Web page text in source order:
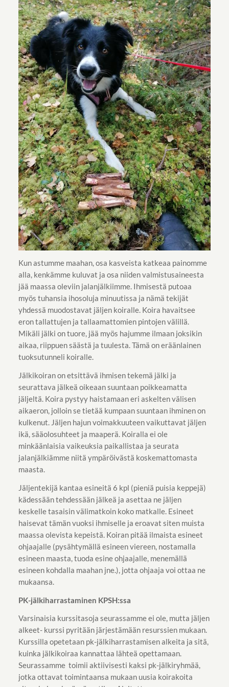
Kun astumme maahan, osa kasveista katkeaa painomme
alla, kenkämme kuluvat ja osa niiden valmistusaineesta
jää maassa oleviin jalanjälkiimme. Ihmisestä putoaa
myös tuhansia ihosoluja minuutissa ja nämä tekijät
yhdessä muodostavat jäljen koiralle. Koira havaitsee
eron tallattujen ja tallaamattomien pintojen välillä.
Mikäli jälki on tuore, jää myös hajumme ilmaan joksikin
aikaa, riippuen säästä ja tuulesta. Tämä on eräänlainen
tuoksutunneli koiralle.
Jälkikoiran on etsittävä ihmisen tekemä jälki ja
seurattava jälkeä oikeaan suuntaan poikkeamatta
jäljeltä. Koira pystyy haistamaan eri askelten välisen
aikaeron, jolloin se tietää kumpaan suuntaan ihminen on
kulkenut. Jäljen hajun voimakkuuteen vaikuttavat jäljen
ikä, sääolosuhteet ja maaperä. Koiralla ei ole
minkäänlaisia vaikeuksia paikallistaa ja seurata
jalanjälkiämme niitä ympäröivästä koskemattomasta
maasta.
Jäljentekijä kantaa esineitä 6 kpl (pieniä puisia keppejä)
kädessään tehdessään jälkeä ja asettaa ne jäljen
keskelle tasaisin välimatkoin koko matkalle. Esineet
haisevat tämän vuoksi ihmiselle ja eroavat siten muista
maassa olevista kepeistä. Koiran pitää ilmaista esineet
ohjaajalle (pysähtymällä esineen viereen, nostamalla
esineen maasta, tuoda esine ohjaajalle, menemällä
esineen kohdalla maahan jne.), jotta ohjaaja voi ottaa ne
mukaansa.
PK-jälkiharrastaminen KPSH:ssa
Varsinaisia kurssitasoja seurassamme ei ole, mutta jäljen
alkeet- kurssi pyritään järjestämään resurssien mukaan.
Kurssilla opetetaan pk-jälkiharrastamisen alkeita ja sitä,
kuinka jälkikoiraa kannattaa lähteä opettamaan.
Seurassamme toimii aktiivisesti kaksi pk-jälkiryhmää,
jotka ottavat toimintaansa mukaan uusia koirakoita